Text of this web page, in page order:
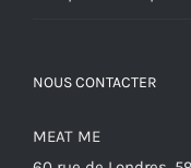
NOUS CONTACTER
MEAT ME